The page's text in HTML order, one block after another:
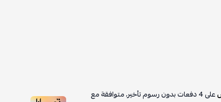
على4دفعات بدون رسوم تأخير، متوافقة مع